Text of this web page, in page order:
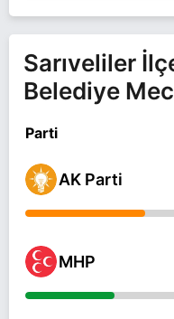
Sarıveliler
Belediye
Parti
AK Parti
MHP